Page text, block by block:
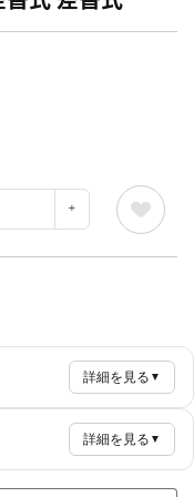
詳細を見る ▼
詳細を見る ▼